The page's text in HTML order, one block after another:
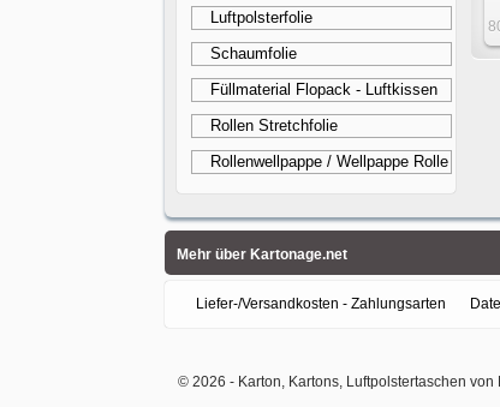
Luftpolsterfolie
Schaumfolie
Füllmaterial Flopack - Luftkissen
Rollen Stretchfolie
Rollenwellpappe / Wellpappe Rolle
-
Mehr über Kartonage.net
Liefer-/Versandkosten - Zahlungsarten
© 2026 - Karton, Kartons, Luftpolstertaschen von